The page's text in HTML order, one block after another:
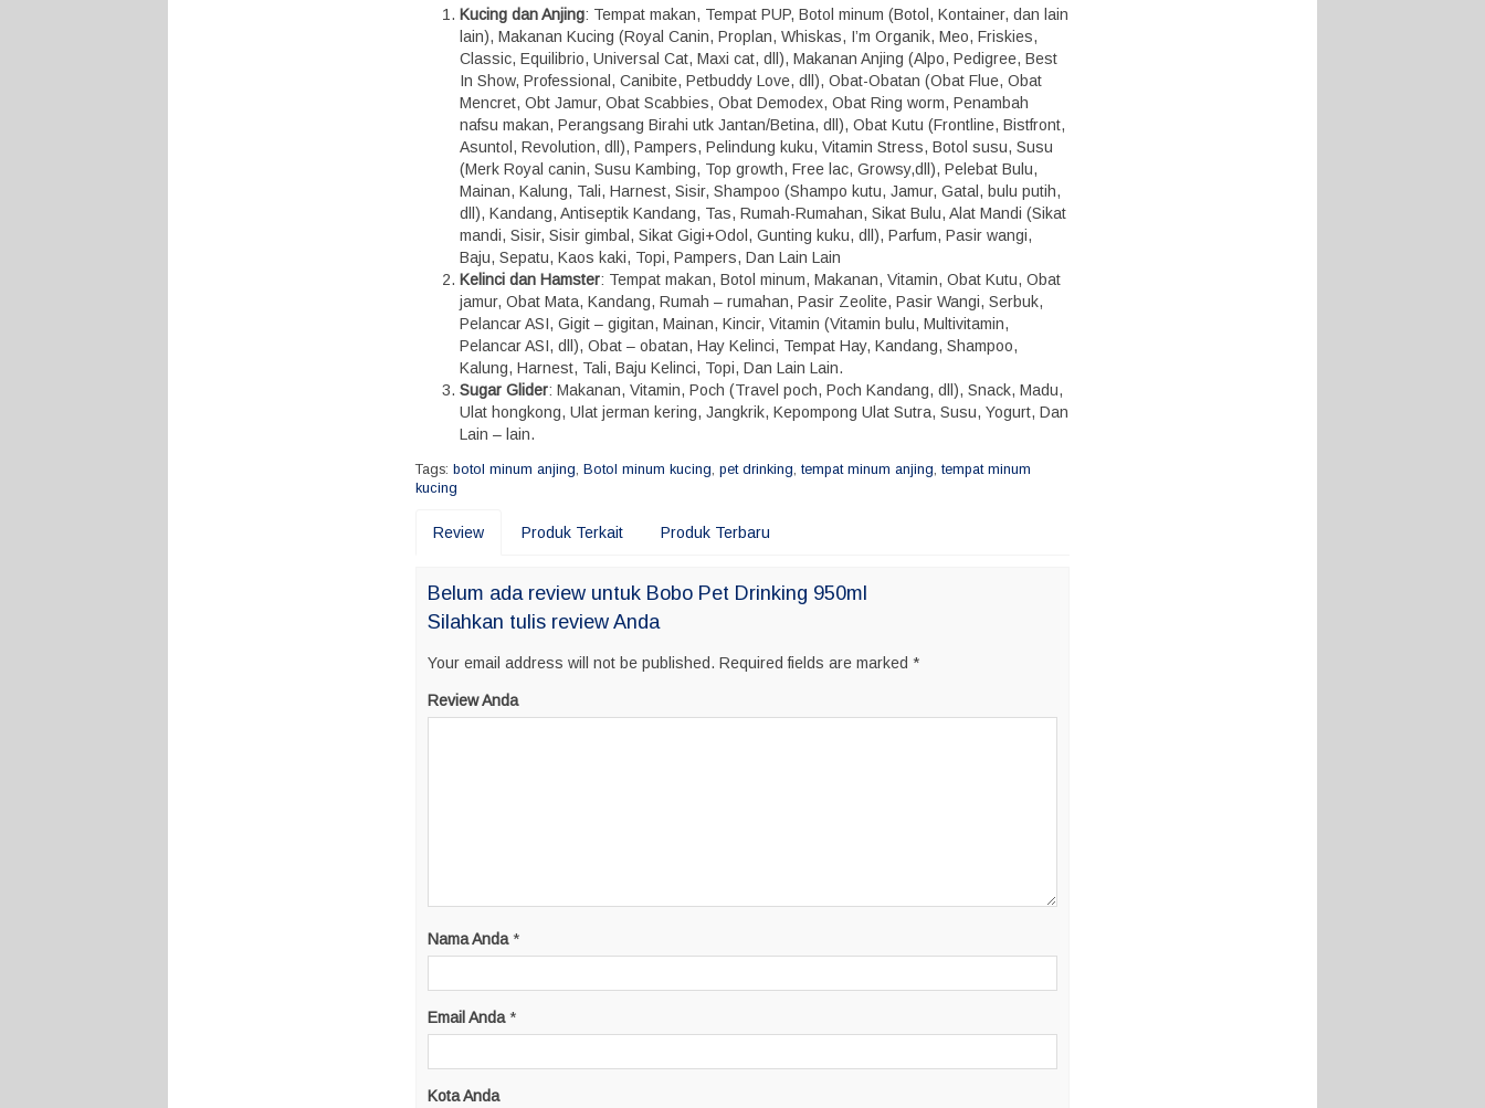
Kucing dan Anjing: Tempat makan, Tempat PUP, Botol minum (Botol, Kontainer, dan lain
lain), Makanan Kucing (Royal Canin, Proplan, Whiskas, I’m Organik, Meo, Friskies,
Classic, Equilibrio, Universal Cat, Maxi cat, dll), Makanan Anjing (Alpo, Pedigree, Best
In Show, Professional, Canibite, Petbuddy Love, dll), Obat-Obatan (Obat Flue, Obat
Mencret, Obt Jamur, Obat Scabbies, Obat Demodex, Obat Ring worm, Penambah
nafsu makan, Perangsang Birahi utk Jantan/Betina, dll), Obat Kutu (Frontline, Bistfront,
Asuntol, Revolution, dll), Pampers, Pelindung kuku, Vitamin Stress, Botol susu, Susu
(Merk Royal canin, Susu Kambing, Top growth, Free lac, Growsy,dll), Pelebat Bulu,
Mainan, Kalung, Tali, Harnest, Sisir, Shampoo (Shampo kutu, Jamur, Gatal, bulu putih,
dll), Kandang, Antiseptik Kandang, Tas, Rumah-Rumahan, Sikat Bulu, Alat Mandi (Sikat
mandi, Sisir, Sisir gimbal, Sikat Gigi+Odol, Gunting kuku, dll), Parfum, Pasir wangi,
Baju, Sepatu, Kaos kaki, Topi, Pampers, Dan Lain Lain
Kelinci dan Hamster: Tempat makan, Botol minum, Makanan, Vitamin, Obat Kutu, Obat
jamur, Obat Mata, Kandang, Rumah – rumahan, Pasir Zeolite, Pasir Wangi, Serbuk,
Pelancar ASI, Gigit – gigitan, Mainan, Kincir, Vitamin (Vitamin bulu, Multivitamin,
Pelancar ASI, dll), Obat – obatan, Hay Kelinci, Tempat Hay, Kandang, Shampoo,
Kalung, Harnest, Tali, Baju Kelinci, Topi, Dan Lain Lain.
Sugar Glider: Makanan, Vitamin, Poch (Travel poch, Poch Kandang, dll), Snack, Madu,
Ulat hongkong, Ulat jerman kering, Jangkrik, Kepompong Ulat Sutra, Susu, Yogurt, Dan
Lain – lain.
Tags: botol minum anjing, Botol minum kucing, pet drinking, tempat minum anjing, tempat minum
kucing
Review Produk Terkait Produk Terbaru
Belum ada review untuk Bobo Pet Drinking 950ml
Silahkan tulis review Anda
Your email address will not be published. Required fields are marked *
Review Anda
Nama Anda *
Email Anda *
Kota Anda